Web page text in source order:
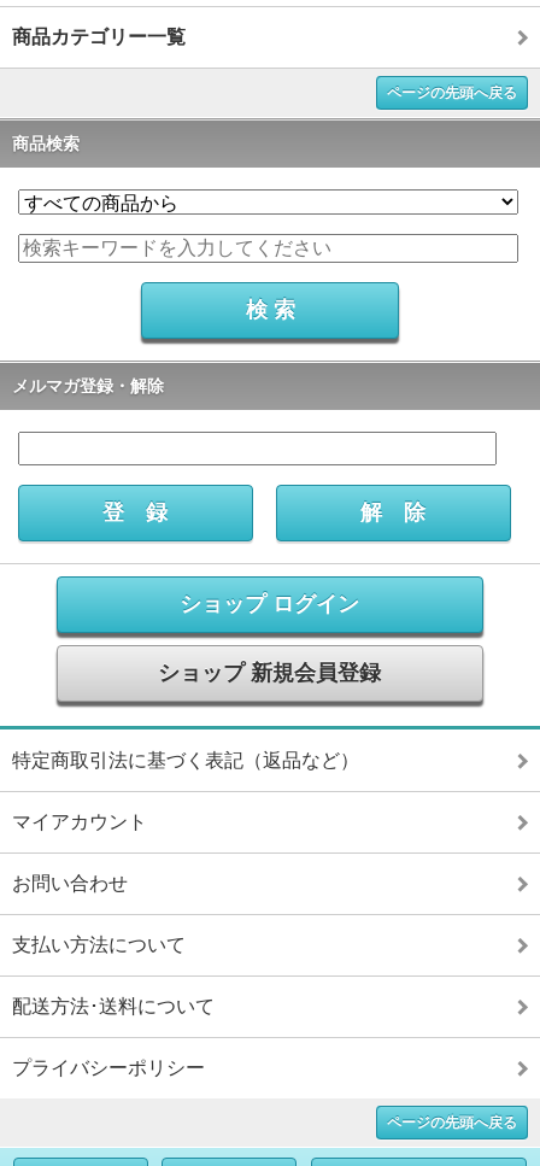
商品カテゴリー一覧
ページの先頭へ戻る
商品検索
メルマガ登録・解除
ショップ ログイン
ショップ 新規会員登録
特定商取引法に基づく表記（返品など）
マイアカウント
お問い合わせ
支払い方法について
配送方法･送料について
プライバシーポリシー
ページの先頭へ戻る